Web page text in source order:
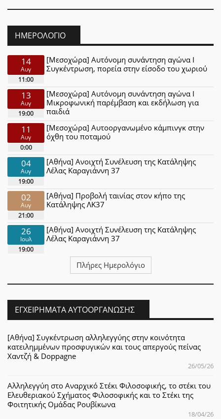
ΗΜΕΡΟΛΌΓΙΟ
14
Αυγ
11:00
[Μεσοχώρα] Αυτόνομη συνάντηση αγώνα Ι
Συγκέντρωση, πορεία στην είσοδο του χωριού
13
Αυγ
19:00
[Μεσοχώρα] Αυτόνομη συνάντηση αγώνα Ι
Μικροφωνική παρέμβαση και εκδήλωση για
παιδιά
11
Αυγ
0:00
[Μεσοχώρα] Αυτοοργανωμένο κάμπινγκ στην
όχθη του ποταμού
04
Αυγ
19:00
[Αθήνα] Ανοιχτή Συνέλευση της Κατάληψης
Λέλας Καραγιάννη 37
02
Αυγ
21:00
[Αθήνα] Προβολή ταινίας στον κήπο της
Κατάληψης ΛΚ37
26
Ιουλ
19:00
[Αθήνα] Ανοιχτή Συνέλευση της Κατάληψης
Λέλας Καραγιάννη 37
Πλήρες Ημερολόγιο
ΕΓΧΕΙΡΉΜΑΤΑ ΑΥΤΟΟΡΓΆΝΩΣΗΣ
[Αθήνα] Συγκέντρωση αλληλεγγύης στην κοινότητα
κατειλημμένων προσφυγικών και τους απεργούς πείνας
Χαντζή & Doppagne
26/05/26
Αλληλεγγύη στο Αναρχικό Στέκι Φιλοσοφικής, το στέκι του
Ελευθεριακού Σχήματος Φιλοσοφικής και το Στέκι της
Φοιτητικής Ομάδας Ρουβίκωνα
18/04/26